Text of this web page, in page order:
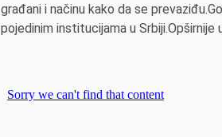
građani i načinu kako da se
pojedinim institucijama u Srbiji.Opširnije